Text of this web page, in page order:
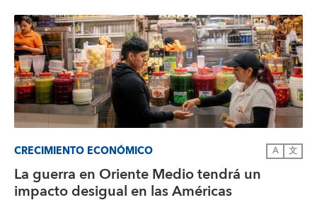
CRECIMIENTO ECONÓMICO A 文
La guerra en Oriente Medio tendrá un
impacto desigual en las Américas